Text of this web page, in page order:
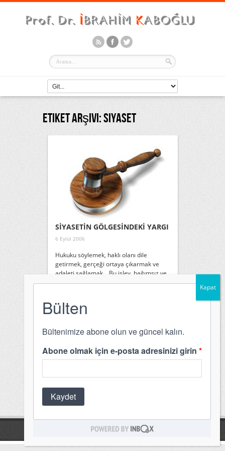
Etiket Arşivi:Siyaset
SİYASETİN GÖLGESİNDEKİ YARGI
6 Eylül 2006
Hukuku söylemek, haklı olanı dile
getirmek, gerçeği ortaya çıkarmak ve
adaleti sağlamak… Bu işlev, bağımsız ve
tarafsız bir yargı erkince yerine getirilir.
organların işi, şu iki kayıtla: Hukuk
dışlamamak ve sonrasında
uygulayıcıların görevine müdahale
bir ...Devamını Oku »